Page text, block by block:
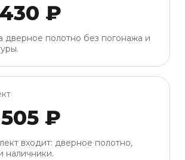
₽
дверное полотно без погонажа и
₽
входит: дверное полотно,
наличники.